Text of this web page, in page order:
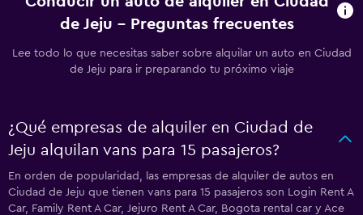
de Jeju - Preguntas frecuentes
Lee todo lo que necesitas saber sobre alquilar un auto en Ciudad
de Jeju para ir preparando tu próximo viaje
¿Qué empresas de alquiler en Ciudad de
Jeju alquilan vans para 15 pasajeros?
En orden de popularidad, las empresas de alquiler de autos en
Ciudad de Jeju que tienen vans para 15 pasajeros son Login Rent A
Car, Family Rent A Car, Jejuro Rent A Car, Bogota rental car y Ace